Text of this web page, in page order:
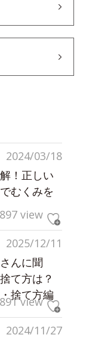
2024/03/18
！正しい
むくみを
view
2025/12/11
んに聞
て方は？
捨て方編
view
2024/11/27